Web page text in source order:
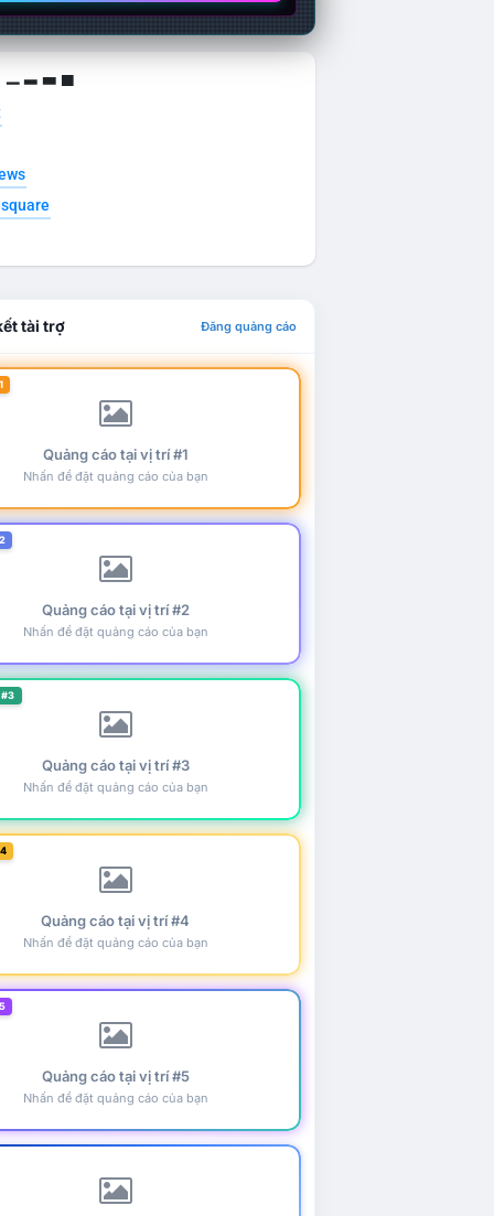
▁ ▂ ▃ ▄
tài trợ Đăng quảng cáo
Quảng cáo tại vị trí #1
Nhấn để đặt quảng cáo của bạn
Quảng cáo tại vị trí #2
Nhấn để đặt quảng cáo của bạn
Quảng cáo tại vị trí #3
Nhấn để đặt quảng cáo của bạn
Quảng cáo tại vị trí #4
Nhấn để đặt quảng cáo của bạn
Quảng cáo tại vị trí #5
Nhấn để đặt quảng cáo của bạn